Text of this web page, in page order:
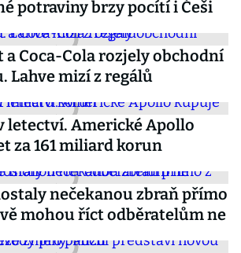
potraviny brzy pocítí i Češi
a Coca-Cola rozjely obchodní
Lahve mizí z regálů
letectví. Americké Apollo
za 161 miliard korun
nečekanou zbraň přímo
mohou říct odběratelům ne